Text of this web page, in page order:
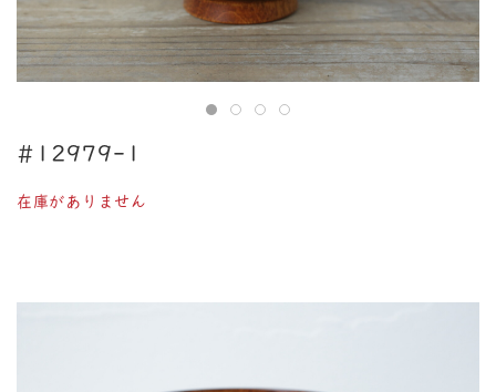
#12979-1
在庫がありません